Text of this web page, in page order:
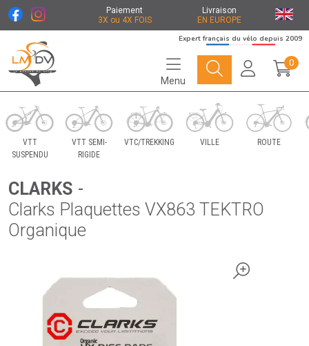
Paiement
3X ou 4X FOIS
Livraison
EN EUROPE
Le Marché du Vélo Votre distributeurs de vélo
Expert français du vélo depuis 2009
Menu
0
VTT
SUSPENDU
VTT SEMI-
RIGIDE
VTC/TREKKING VILLE ROUTE
CLARKS -
Clarks Plaquettes VX863 TEKTRO
Organique